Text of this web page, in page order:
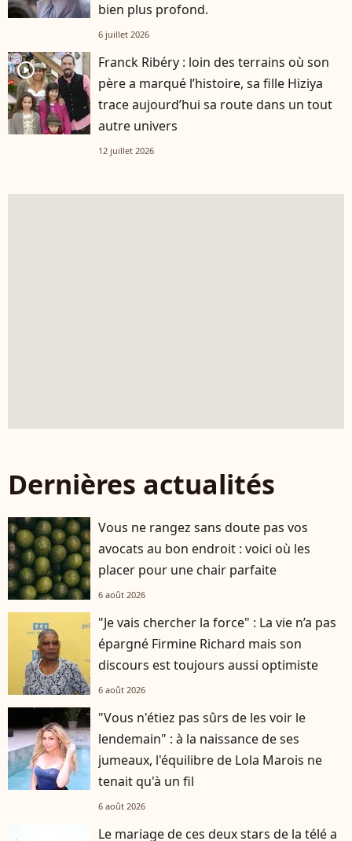
bien plus profond.
6 juillet 2026
player2
Franck Ribéry : loin des terrains où son
père a marqué l’histoire, sa fille Hiziya
trace aujourd’hui sa route dans un tout
autre univers
12 juillet 2026
Dernières actualités
Vous ne rangez sans doute pas vos
avocats au bon endroit : voici où les
placer pour une chair parfaite
6 août 2026
"Je vais chercher la force" : La vie n’a pas
épargné Firmine Richard mais son
discours est toujours aussi optimiste
6 août 2026
"Vous n'étiez pas sûrs de les voir le
lendemain" : à la naissance de ses
jumeaux, l'équilibre de Lola Marois ne
tenait qu'à un fil
6 août 2026
Le mariage de ces deux stars de la télé a